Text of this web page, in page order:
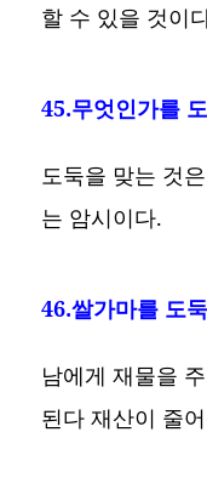
할 수 있을 것이
45.무엇인가를
도둑을 맞는 것
는 암시이다.
46.쌀가마를 도
남에게 재물을
된다 재산이 줄